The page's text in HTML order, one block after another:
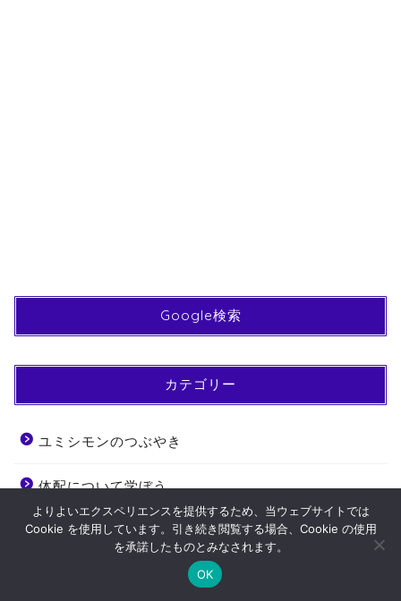
Google検索
カテゴリー
ユミシモンのつぶやき
体配について学ぼう
大切な道具のメンテナンス
Youtube登録はコチラ
よりよいエクスペリエンスを提供するため、当ウェブサイトでは
Cookie を使用しています。引き続き閲覧する場合、Cookie の使用
を承諾したものとみなされます。
OK